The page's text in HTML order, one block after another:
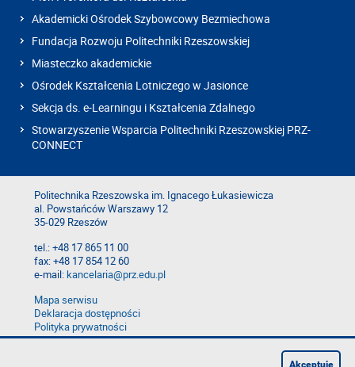
Akademicki Ośrodek Szybowcowy Bezmiechowa
Fundacja Rozwoju Politechniki Rzeszowskiej
Miasteczko akademickie
Ośrodek Kształcenia Lotniczego w Jasionce
Sekcja ds. e-Learningu i Kształcenia Zdalnego
Stowarzyszenie Wsparcia Politechniki Rzeszowskiej PRZ-
CONNECT
Politechnika Rzeszowska im. Ignacego Łukasiewicza
al. Powstańców Warszawy 12
35-029 Rzeszów
tel.: +48 17 865 11 00
fax: +48 17 854 12 60
e-mail:kancelaria@prz.edu.pl
Mapa serwisu
Deklaracja dostępności
Polityka prywatności
Zgłoś błąd na stronie
Akceptuję